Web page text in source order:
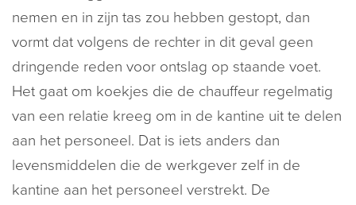
nemen en in zijn tas zou hebben gestopt, dan
vormt dat volgens de rechter in dit geval geen
dringende reden voor ontslag op staande voet.
Het gaat om koekjes die de chauffeur regelmatig
van een relatie kreeg om in de kantine uit te delen
aan het personeel. Dat is iets anders dan
levensmiddelen die de werkgever zelf in de
kantine aan het personeel verstrekt. De